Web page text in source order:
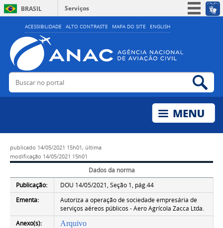
ACESSIBILIDADE ALTO CONTRASTE MAPA DO SITE ENGLISH
BRASIL
Serviços
Simplifique!
Acesso à informação
Legislação
Buscar no portal
publicado 14/05/2021 15h01, última
modificação 14/05/2021 15h01
Dados da norma
Publicação:
DOU 14/05/2021, Seção 1, pág.44
Ementa:
Autoriza a operação de sociedade empresária de
serviços aéreos públicos - Aero Agrícola Zacca Ltda.
Anexo(s):
Arquivo